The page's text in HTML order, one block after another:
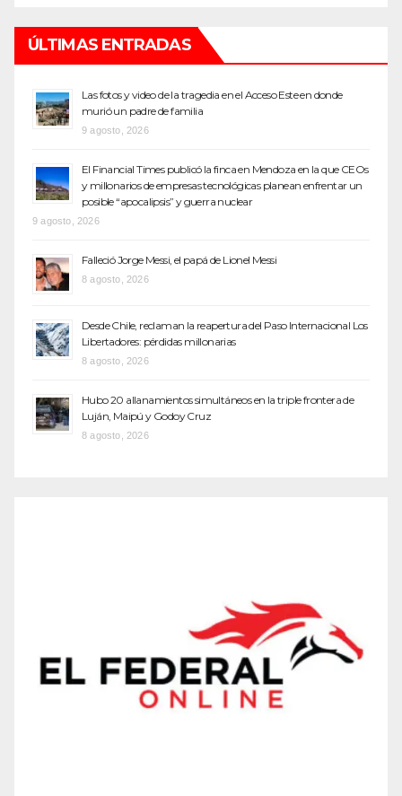
ÚLTIMAS ENTRADAS
Las fotos y video de la tragedia en el Acceso Este en donde
murió un padre de familia
9 agosto, 2026
El Financial Times publicó la finca en Mendoza en la que CEOs
y millonarios de empresas tecnológicas planean enfrentar un
posible “apocalipsis” y guerra nuclear
9 agosto, 2026
Falleció Jorge Messi, el papá de Lionel Messi
8 agosto, 2026
Desde Chile, reclaman la reapertura del Paso Internacional Los
Libertadores: pérdidas millonarias
8 agosto, 2026
Hubo 20 allanamientos simultáneos en la triple frontera de
Luján, Maipú y Godoy Cruz
8 agosto, 2026